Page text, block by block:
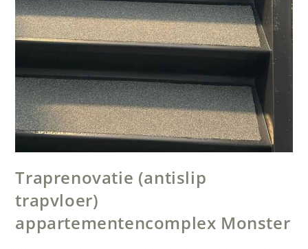
Traprenovatie (antislip
trapvloer)
appartementencomplex Monster